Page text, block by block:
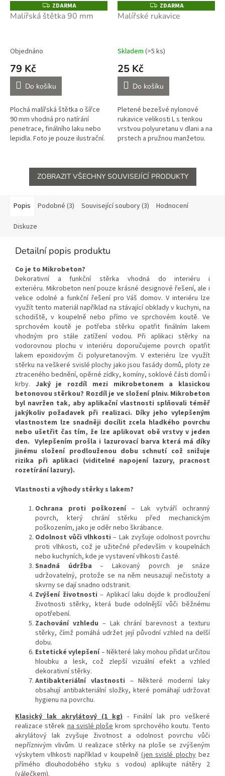
Z
D
A
ZDARMA
Malířská štětka 90 mm
Objednáno
79 Kč
Do košíku
Plochá malířská štětka o šířce
90 mm vhodná pro natírání
penetrace, finálního laku nebo
lepidla. Foto je pouze ilustrační.
Z
D
A
ZDARMA
Malířské rukavice
Skladem (>5 ks)
25 Kč
Do košíku
Pletené bezešvé nylonové
rukavice velikosti L s tenkou
vrstvou polyuretanu v dlani a na
prstech a pružnou manžetou.
ZOBRAZIT VŠECHNY SOUVISEJÍCÍ PRODUKTY
Popis Podobné (3) Související soubory (3) Hodnocení
Diskuze
Detailní popis produktu
Co je to Mikrobeton?
Dekorativní a funkční stěrka vhodná do interiéru i
exteriéru. Mikrobeton není pouze krásné designové řešení, ale i
velice odolné a funkční řešení pro Váš domov. V interiéru lze
využít tento materiál například na stávající obklady v kuchyni, na
schodiště, v koupelně nebo přímo ve sprchovém koutě. Ve
sprchovém koutě je potřeba stěrku opatřit finálním lakem
vhodným pro stále zatížení vodou. Při aplikaci stěrky na
vodorovnou plochu v interiéru doporučujeme povrch opatřit
lakem epoxidovým či polyuretanovým. V exteriéru lze využít
stěrku na veškeré svislé plochy jako jsou fasády domů, ploty ze
ztraceného bednění, opěrné zídky, komíny, soklové části domů i
krby. Jaký je rozdíl mezi mikrobetonem a klasickou
betonovou stěrkou? Rozdíl je ve složení plniv. Mikrobeton
byl navržen tak, aby aplikační vlastnosti splňovali téměř
jakýkoliv požadavek při realizaci. Díky jeho vylepšeným
vlastnostem lze snadněji docílit zcela hladkého povrchu
nebo ušetřit čas tím, že lze aplikovat obě vrstvy v jeden
den. Vylepšením prošla i lazurovací barva která má díky
jinému složení prodlouženou dobu schnutí což snižuje
rizika při aplikaci (viditelné napojení lazury, pracnost
rozetírání lazury).
Vlastnosti a výhody stěrky s lakem?
Ochrana proti poškození– Lak vytváří ochranný
povrch, který chrání stěrku před mechanickým
poškozením, jako je oděr nebo škrábance.
Odolnost vůči vlhkosti – Lak zvyšuje odolnost povrchu
proti vlhkosti, což je užitečné především v koupelnách
nebo kuchyních, kde je vystavení vlhkosti časté.
Snadná údržba – Lakovaný povrch je snáze
udržovatelný, protože se na něm neusazují nečistoty a
skvrny se dají snadno odstranit.
Zvýšení životnosti – Aplikací laku dojde k prodloužení
životnosti stěrky, která bude odolnější vůči běžnému
opotřebení.
Zachování vzhledu – Lak chrání barevnost a texturu
stěrky, čímž pomáhá udržet její původní vzhled na delší
dobu.
Estetické vylepšení– Některé laky mohou přidat určitou
hloubku a lesk, což zlepší vizuální efekt a vzhled
dekorativní stěrky.
Antibakteriální vlastnosti – Některé moderní laky
obsahují antibakteriální složky, které pomáhají udržovat
hygienu na povrchu.
Klasický lak akrylátový (1 kg) - Finální lak pro veškeré
realizace stěrek na svislé ploše krom sprchového koutu. Tento
akrylátový lak zvyšuje životnost a odolnost povrchu vůči
nepříznivým vlivům. U realizace stěrky na ploše se zvýšeným
výskytem vlhkosti například v koupelně (jen svislé plochybez
přímého dlouhodobého styku s vodou) aplikujte nátěry 2
(válečkem).